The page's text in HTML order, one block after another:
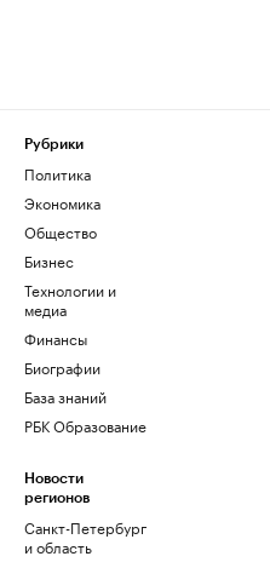
Рубрики
Политика
Экономика
Общество
Бизнес
Технологии и
медиа
Финансы
Биографии
База знаний
РБК Образование
Новости
регионов
Санкт-Петербург
и область